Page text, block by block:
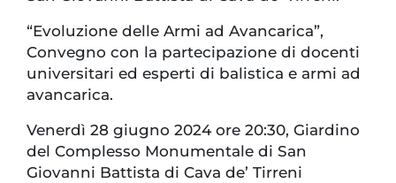
“Evoluzione delle Armi ad Avancarica”,
Convegno con la partecipazione di docenti
universitari ed esperti di balistica e armi ad
avancarica.
Venerdì 28 giugno 2024 ore 20:30, Giardino
del Complesso Monumentale di San
Giovanni Battista di Cava de’ Tirreni